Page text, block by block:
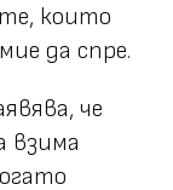
които
да спре.
че
взима